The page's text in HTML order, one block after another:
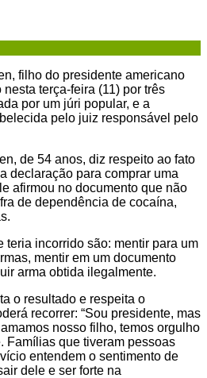
filho do presidente americano
terça-feira (11) por três
por um júri popular, e a
pelo juiz responsável pelo
de 54 anos, diz respeito ao fato
declaração para comprar uma
afirmou no documento que não
de dependência de cocaína,
teria incorrido são: mentir para um
mentir em um documento
arma obtida ilegalmente.
o resultado e respeita o
recorrer: “Sou presidente, mas
nosso filho, temos orgulho
Famílias que tiveram pessoas
entendem o sentimento de
dele e ser forte na